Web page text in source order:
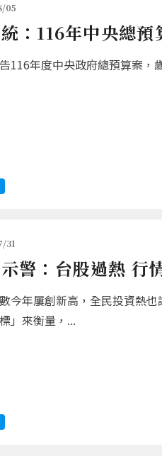
05
：116年中央總
116年度中央政府總預算案，
31
警：台股過熱 行
今年屢創新高，全民投資熱
」來衡量，...